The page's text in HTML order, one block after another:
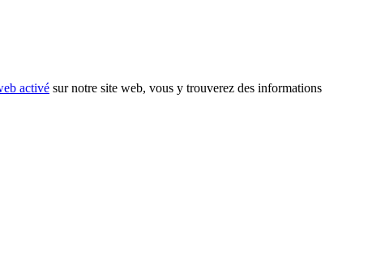
activé sur notre site web, vous y trouverez des informations